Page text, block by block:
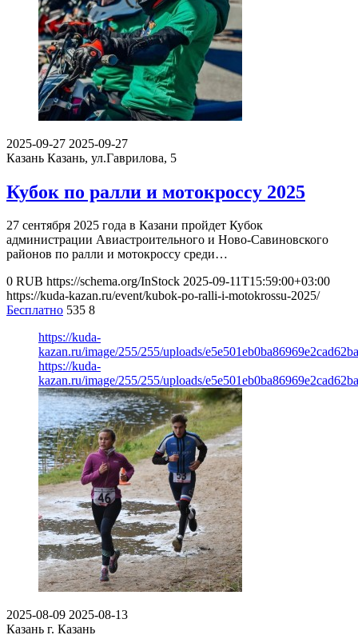
2025-09-27 2025-09-27
Казань Казань, ул.Гаврилова, 5
Кубок по ралли и мотокроссу 2025
27 сентября 2025 года в Казани пройдет Кубок
администрации Авиастроительного и Ново-Савиновского
районов по ралли и мотокроссу среди…
0 RUB https://schema.org/InStock 2025-09-11T15:59:00+03:00
https://kuda-kazan.ru/event/kubok-po-ralli-i-motokrossu-2025/
Бесплатно 535 8
https://kuda-
kazan.ru/image/255/255/uploads/
https://kuda-
kazan.ru/image/255/255/uploads/
2025-08-09 2025-08-13
Казань г. Казань